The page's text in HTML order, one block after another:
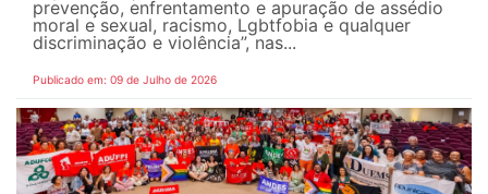
prevenção, enfrentamento e apuração de assédio
moral e sexual, racismo, Lgbtfobia e qualquer
discriminação e violência”, nas...
Publicado em: 09 de Julho de 2026